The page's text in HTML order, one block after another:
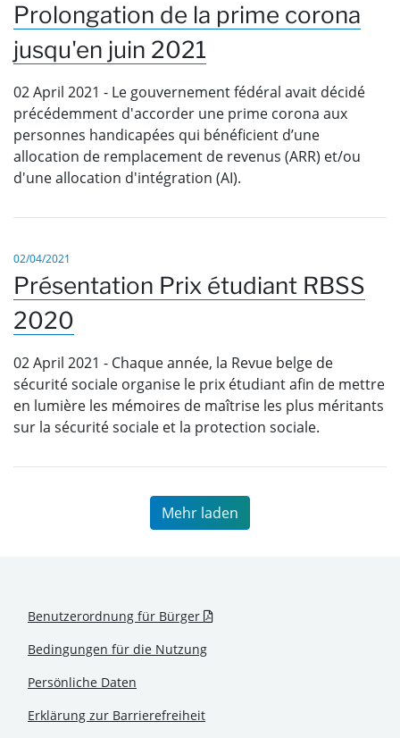
Prolongation de la prime corona
jusqu'en juin 2021
02 April 2021 - Le gouvernement fédéral avait décidé
précédemment d'accorder une prime corona aux
personnes handicapées qui bénéficient d’une
allocation de remplacement de revenus (ARR) et/ou
d'une allocation d'intégration (AI).
02/04/2021
Présentation Prix étudiant RBSS
2020
02 April 2021 - Chaque année, la Revue belge de
sécurité sociale organise le prix étudiant afin de mettre
en lumière les mémoires de maîtrise les plus méritants
sur la sécurité sociale et la protection sociale.
Mehr laden
Benutzerordnung für Bürger
.pdf - Neues Fenster
Bedingungen für die Nutzung
Persönliche Daten
Erklärung zur Barrierefreiheit